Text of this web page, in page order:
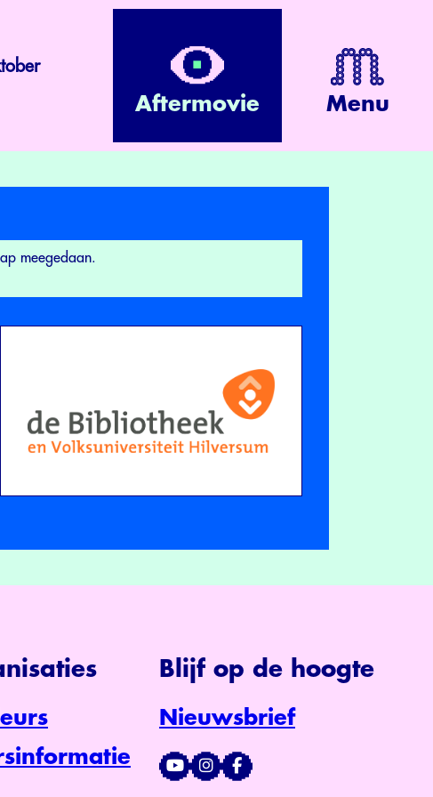
Aftermovie Menu
meegedaan.
Blijf op de hoogte
Nieuwsbrief